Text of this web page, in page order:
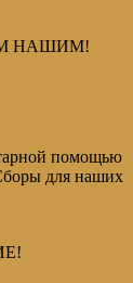
НАШИМ!
помощью
для наших